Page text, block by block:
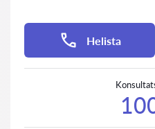
Helista